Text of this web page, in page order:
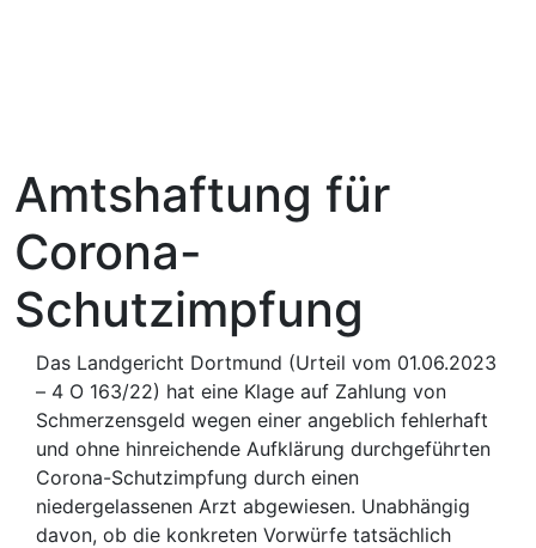
Amtshaftung für
Corona-
Schutzimpfung
Das Landgericht Dortmund (Urteil vom 01.06.2023
– 4 O 163/22) hat eine Klage auf Zahlung von
Schmerzensgeld wegen einer angeblich fehlerhaft
und ohne hinreichende Aufklärung durchgeführten
Corona-Schutzimpfung durch einen
niedergelassenen Arzt abgewiesen. Unabhängig
davon, ob die konkreten Vorwürfe tatsächlich